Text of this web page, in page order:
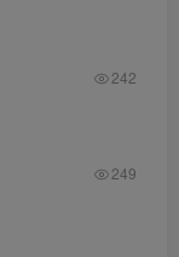
242
249